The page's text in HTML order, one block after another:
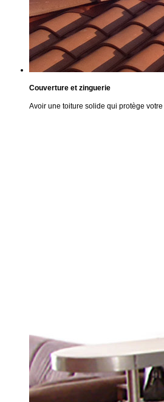
Couverture et zinguerie
Avoir une toiture solide qui protège